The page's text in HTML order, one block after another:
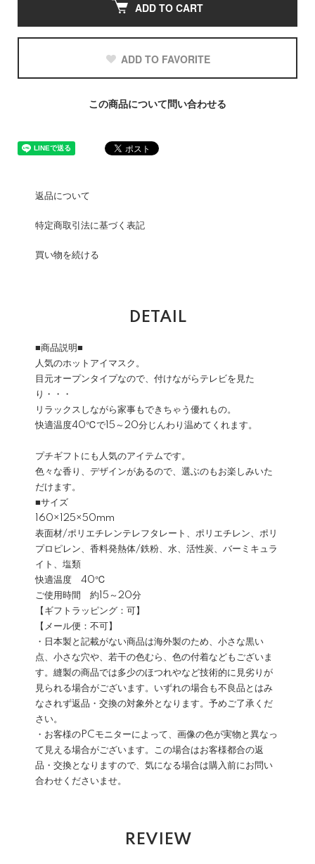
ADD TO CART
ADD TO FAVORITE
この商品について問い合わせる
返品について
特定商取引法に基づく表記
買い物を続ける
DETAIL
■商品説明■
人気のホットアイマスク。
目元オープンタイプなので、付けながらテレビを見た
り・・・
リラックスしながら家事もできちゃう優れもの。
快適温度40℃で15～20分じんわり温めてくれます。
プチギフトにも人気のアイテムです。
色々な香り、デザインがあるので、選ぶのもお楽しみいた
だけます。
■サイズ
160×125×50mm
表面材/ポリエチレンテレフタレート、ポリエチレン、ポリ
プロピレン、香料発熱体/鉄粉、水、活性炭、バーミキュラ
イト、塩類
快適温度 40℃
ご使用時間 約15～20分
【ギフトラッピング：可】
【メール便：不可】
・日本製と記載がない商品は海外製のため、小さな黒い
点、小さな穴や、若干の色むら、色の付着などもございま
す。縫製の商品では多少のほつれやなど技術的に見劣りが
見られる場合がございます。いずれの場合も不良品とはみ
なされず返品・交換の対象外となります。予めご了承くだ
さい。
・お客様のPCモニターによって、画像の色が実物と異なっ
て見える場合がございます。この場合はお客様都合の返
品・交換となりますので、気になる場合は購入前にお問い
合わせくださいませ。
REVIEW